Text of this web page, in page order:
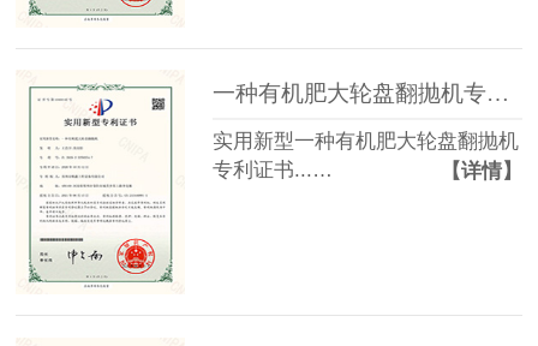
一种有机肥大轮盘翻抛机专利证书
实用新型一种有机肥大轮盘翻抛机
专利证书...…
【详情】